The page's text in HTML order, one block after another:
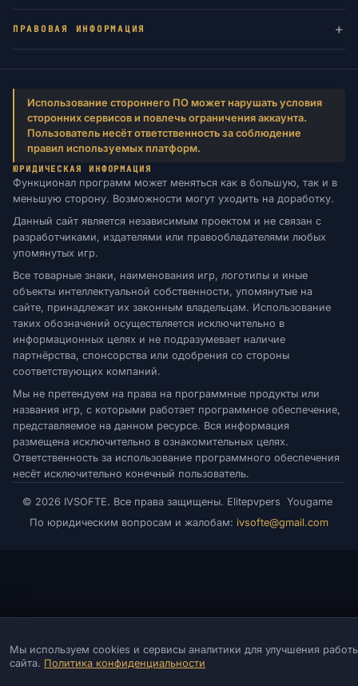
ПРАВОВАЯ ИНФОРМАЦИЯ
Использование стороннего ПО может нарушать условия
сторонних сервисов и повлечь ограничения аккаунта.
Пользователь несёт ответственность за соблюдение
правил используемых платформ.
ЮРИДИЧЕСКАЯ ИНФОРМАЦИЯ
Функционал программ может меняться как в большую, так и в
меньшую сторону. Возможности могут уходить на доработку.
Данный сайт является независимым проектом и не связан с
разработчиками, издателями или правообладателями любых
упомянутых игр.
Все товарные знаки, наименования игр, логотипы и иные
объекты интеллектуальной собственности, упомянутые на
сайте, принадлежат их законным владельцам. Использование
таких обозначений осуществляется исключительно в
информационных целях и не подразумевает наличие
партнёрства, спонсорства или одобрения со стороны
соответствующих компаний.
Мы не претендуем на права на программные продукты или
названия игр, с которыми работает программное обеспечение,
представляемое на данном ресурсе. Вся информация
размещена исключительно в ознакомительных целях.
Ответственность за использование программного обеспечения
несёт исключительно конечный пользователь.
© 2026 IVSOFTE. Все права защищены. Elitepvpers Yougame
По юридическим вопросам и жалобам: ivsofte@gmail.com
Мы используем cookies и сервисы аналитики для улучшения
сайта. Политика конфиденциальности